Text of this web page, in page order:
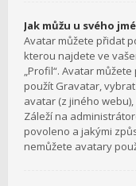
Jak můžu u svého
Avatar můžete přidat
kterou najdete ve
„Profil“. Avatar
použít Gravatar,
avatar (z jiného
Záleží na
povoleno a jakými
nemůžete avatary